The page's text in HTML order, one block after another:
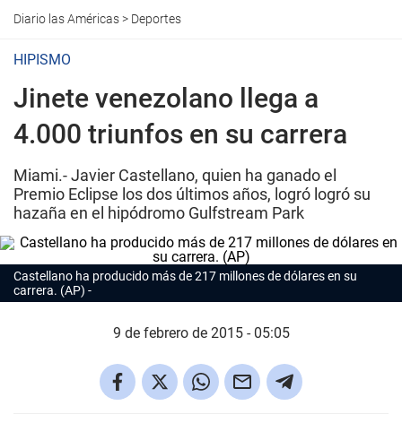
Diario las Américas> Deportes
HIPISMO
Jinete venezolano llega a
4.000 triunfos en su carrera
Miami.- Javier Castellano, quien ha ganado el
Premio Eclipse los dos últimos años, logró logró su
hazaña en el hipódromo Gulfstream Park
Castellano ha producido más de 217 millones de dólares en su
carrera. (AP)
9 de febrero de 2015 - 05:05